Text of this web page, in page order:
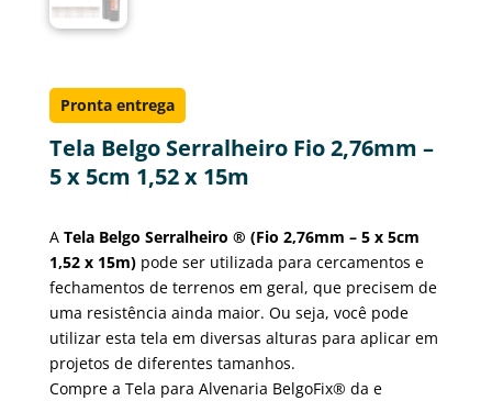
Pronta entrega
Tela Belgo Serralheiro Fio 2,76mm –
5 x 5cm 1,52 x 15m
A Tela Belgo Serralheiro ® (Fio 2,76mm – 5 x 5cm
1,52 x 15m) pode ser utilizada para cercamentos e
fechamentos de terrenos em geral, que precisem de
uma resistência ainda maior. Ou seja, você pode
utilizar esta tela em diversas alturas para aplicar em
projetos de diferentes tamanhos.
Compre a Tela para Alvenaria BelgoFix® da e